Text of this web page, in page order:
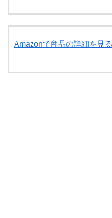
Amazonで商品の詳細を見る